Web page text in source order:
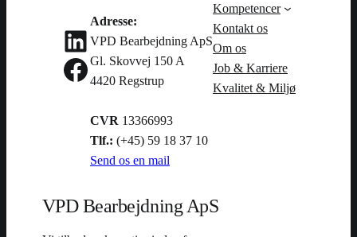
LinkedIn
Facebook
Adresse:
VPD Bearbejdning ApS
Gl. Skovvej 150 A
4420 Regstrup
CVR 13366993
Tlf.: (+45) 59 18 37 10
Send os en mail
Kompetencer
Kontakt os
Om os
Job & Karriere
Kvalitet & Miljø
VPD Bearbejdning ApS